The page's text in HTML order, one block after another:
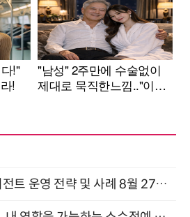
성과를 만드는 AI 에이전트 운영 전략 및 사례 8월 27일 개최